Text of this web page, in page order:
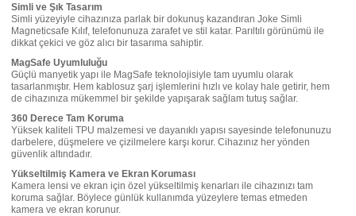
Simli ve Şık Tasarım
Simli yüzeyiyle cihazınıza parlak bir dokunuş kazandıran Joke Simli
Magneticsafe Kılıf, telefonunuza zarafet ve stil katar. Parıltılı görünümü ile
dikkat çekici ve göz alıcı bir tasarıma sahiptir.
MagSafe Uyumluluğu
Güçlü manyetik yapı ile MagSafe teknolojisiyle tam uyumlu olarak
tasarlanmıştır. Hem kablosuz şarj işlemlerini hızlı ve kolay hale getirir, hem
de cihazınıza mükemmel bir şekilde yapışarak sağlam tutuş sağlar.
360 Derece Tam Koruma
Yüksek kaliteli TPU malzemesi ve dayanıklı yapısı sayesinde telefonunuzu
darbelere, düşmelere ve çizilmelere karşı korur. Cihazınız her yönden
güvenlik altındadır.
Yükseltilmiş Kamera ve Ekran Koruması
Kamera lensi ve ekran için özel yükseltilmiş kenarları ile cihazınızı tam
koruma sağlar. Böylece günlük kullanımda yüzeylere temas etmeden
kamera ve ekran korunur.